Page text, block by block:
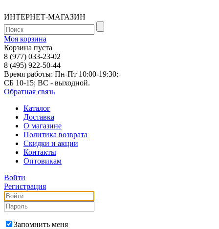
ИНТЕРНЕТ-МАГАЗИН
Моя корзина
Корзина пуста
8 (977) 033-23-02
8 (495) 922-50-44
Время работы: Пн-Пт 10:00-19:30;
СБ 10-15; ВС - выходной.
Обратная связь
Каталог
Доставка
О магазине
Политика возврата
Скидки и акции
Контакты
Оптовикам
Войти
Регистрация
Запомнить меня